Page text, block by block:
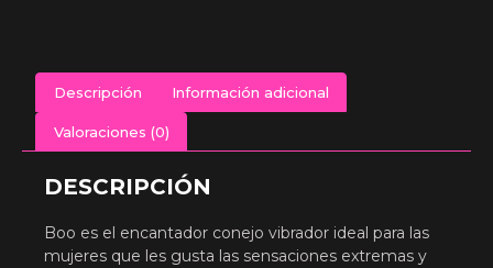
Descripción Información adicional
Valoraciones (0)
DESCRIPCIÓN
Boo es el encantador conejo vibrador ideal para las
mujeres que les gusta las sensaciones extremas y